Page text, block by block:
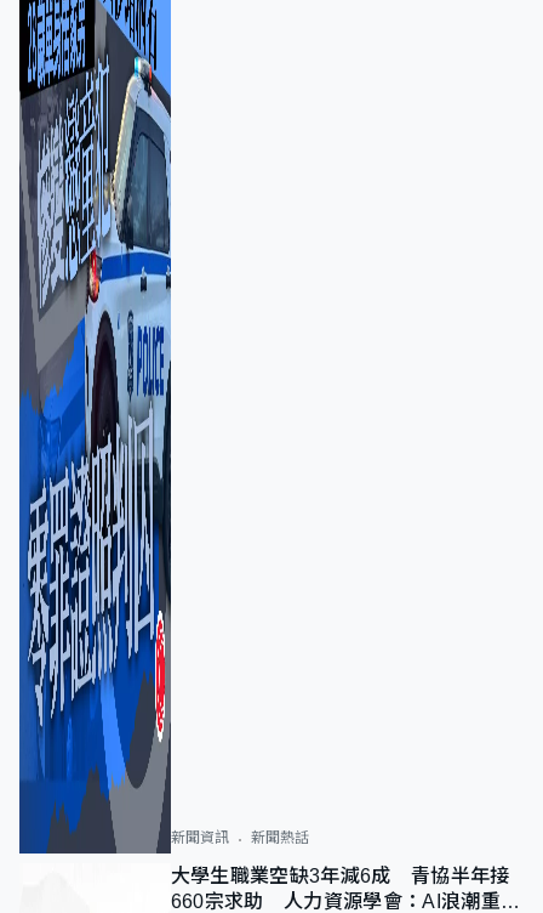
新聞資訊 新聞熱話
大學生職業空缺3年減6成 青協半年接
660宗求助 人力資源學會：AI浪潮重整